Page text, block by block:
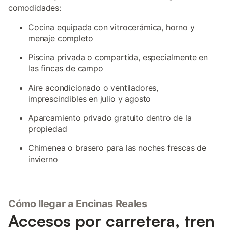
comodidades:
Cocina equipada con vitrocerámica, horno y
menaje completo
Piscina privada o compartida, especialmente en
las fincas de campo
Aire acondicionado o ventiladores,
imprescindibles en julio y agosto
Aparcamiento privado gratuito dentro de la
propiedad
Chimenea o brasero para las noches frescas de
invierno
Cómo llegar a Encinas Reales
Accesos por carretera, tren